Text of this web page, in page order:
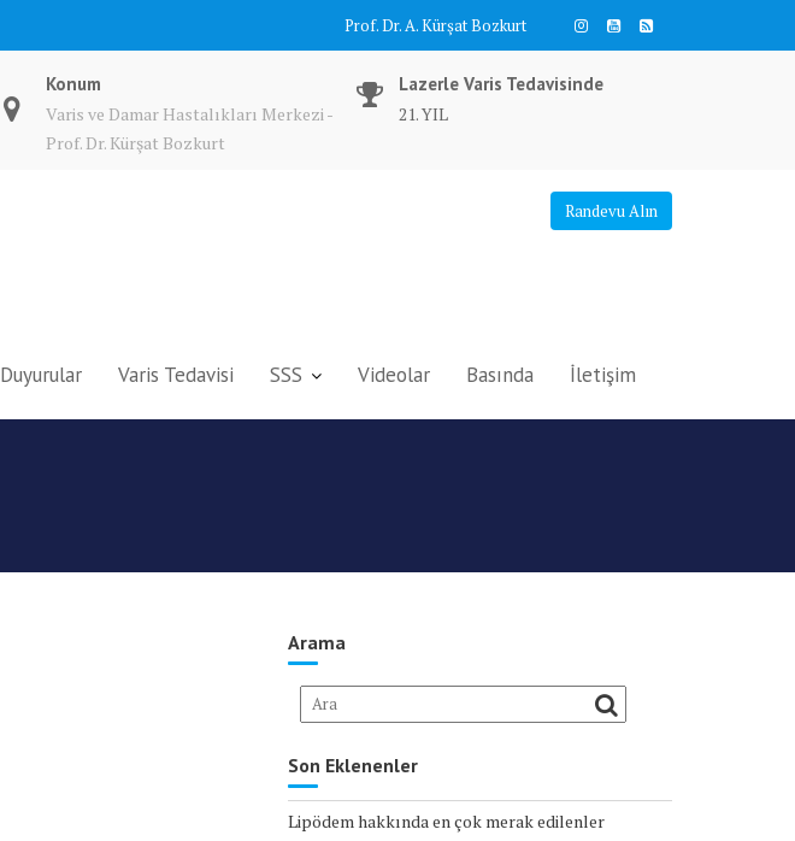
Prof. Dr. A. Kürşat Bozkurt
Konum
Varis ve Damar Hastalıkları Merkezi -
Prof. Dr. Kürşat Bozkurt
Lazerle Varis Tedavisinde
21. YIL
Randevu Alın
Duyurular Varis Tedavisi SSS Videolar Basında İletişim
Arama
Son Eklenenler
Lipödem hakkında en çok merak edilenler